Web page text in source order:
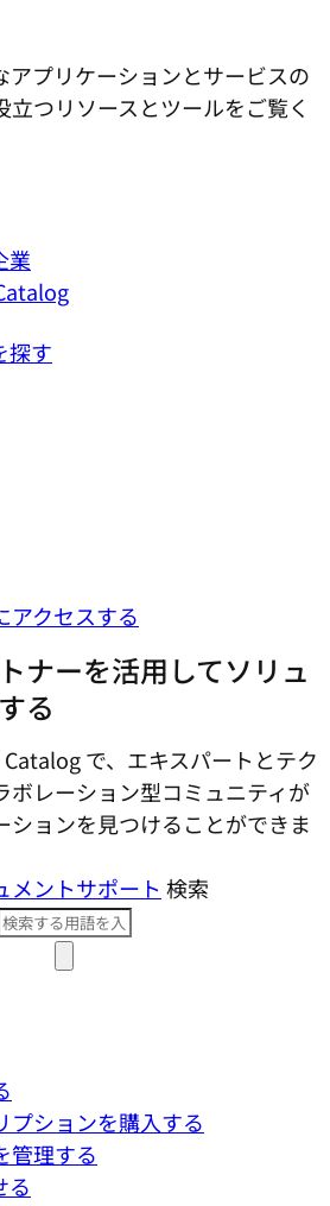
アプリケーションとサービスの
つリソースとツールをご覧く
業
探す
アクセスする
ナーを活用してソリュ
る
で、エキスパートとテク
ボレーション型コミ​ュニティが
ションを見つけることができま
メントサポート 検索
プションを購入する
管理する
る